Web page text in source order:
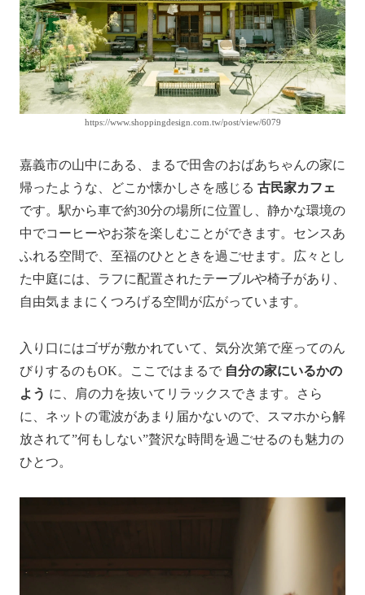
https://www.shoppingdesign.com.tw/post/view/6079
嘉義市の山中にある、まるで田舎のおばあちゃんの家に
帰ったような、どこか懐かしさを感じる 古民家カフェ
です。駅から車で約30分の場所に位置し、静かな環境の
中でコーヒーやお茶を楽しむことができます。センスあ
ふれる空間で、至福のひとときを過ごせます。広々とし
た中庭には、ラフに配置されたテーブルや椅子があり、
自由気ままにくつろげる空間が広がっています。
入り口にはゴザが敷かれていて、気分次第で座ってのん
びりするのもOK。ここではまるで 自分の家にいるかの
よう に、肩の力を抜いてリラックスできます。さら
に、ネットの電波があまり届かないので、スマホから解
放されて”何もしない”贅沢な時間を過ごせるのも魅力の
ひとつ。